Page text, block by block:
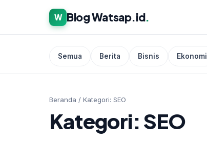
W Blog Watsap.id.
Semua Berita Bisnis Ekonomi
Beranda / Kategori: SEO
Kategori: SEO